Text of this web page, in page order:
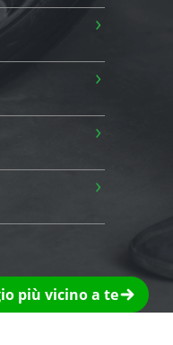
›
›
›
›
più vicino a te